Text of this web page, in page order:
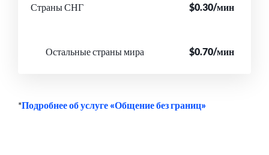
Страны СНГ $0.30/мин
Остальные страны мира $0.70/мин
*Подробнее об услуге «Общение без границ»